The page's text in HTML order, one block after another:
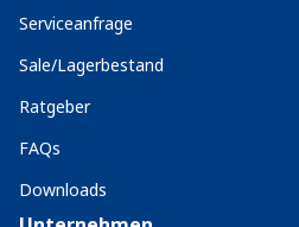
Serviceanfrage
Sale/Lagerbestand
Ratgeber
FAQs
Downloads